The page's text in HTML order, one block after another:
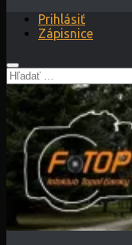
Prihlásiť
Zápisnice
Hľadať: